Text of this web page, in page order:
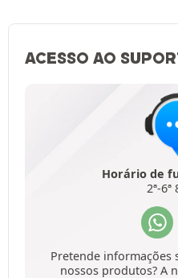
ACESSO AO
Horário de
2ª-
Pretende informações
nossos produtos? A